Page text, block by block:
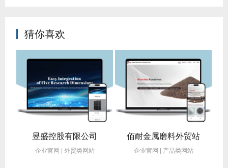
猜你喜欢
昱盛控股有限公司
企业官网 | 外贸类网站
佰耐金属磨料外贸站
企业官网 | 产品类网站